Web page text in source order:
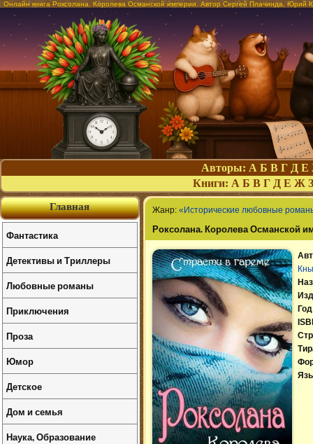
Онлайн книга Роксолана. Королева Османской империи. Автор Сергей Плачинда, Юрий
Авторы: А Б В Г Д Е
Книги: А Б В Г Д Е Ж З
Жанр: «Исторические любовные
Роксолана. Королева Османской
Главная
Фантастика
Детективы и Триллеры
Любовные романы
Приключения
Проза
Юмор
Детское
Дом и семья
Наука, Образование